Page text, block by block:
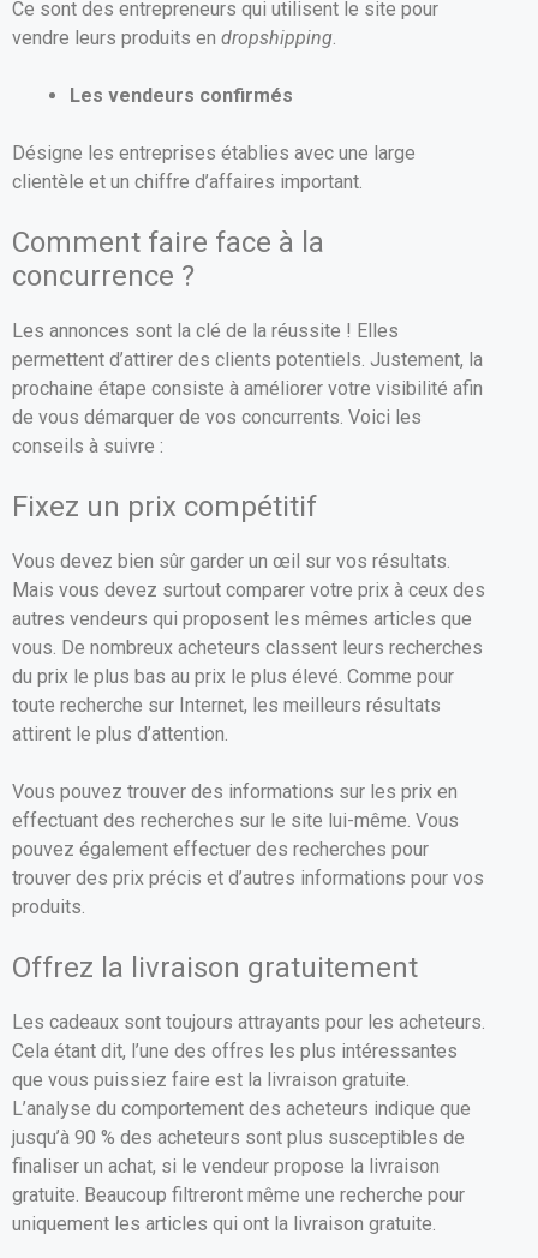
Ce sont des entrepreneurs qui utilisent le site pour
vendre leurs produits en dropshipping.
Les vendeurs confirmés
Désigne les entreprises établies avec une large
clientèle et un chiffre d’affaires important.
Comment faire face à la
concurrence ?
Les annonces sont la clé de la réussite ! Elles
permettent d’attirer des clients potentiels. Justement, la
prochaine étape consiste à améliorer votre visibilité afin
de vous démarquer de vos concurrents. Voici les
conseils à suivre :
Fixez un prix compétitif
Vous devez bien sûr garder un œil sur vos résultats.
Mais vous devez surtout comparer votre prix à ceux des
autres vendeurs qui proposent les mêmes articles que
vous. De nombreux acheteurs classent leurs recherches
du prix le plus bas au prix le plus élevé. Comme pour
toute recherche sur Internet, les meilleurs résultats
attirent le plus d’attention.
Vous pouvez trouver des informations sur les prix en
effectuant des recherches sur le site lui-même. Vous
pouvez également effectuer des recherches pour
trouver des prix précis et d’autres informations pour vos
produits.
Offrez la livraison gratuitement
Les cadeaux sont toujours attrayants pour les acheteurs.
Cela étant dit, l’une des offres les plus intéressantes
que vous puissiez faire est la livraison gratuite.
L’analyse du comportement des acheteurs indique que
jusqu’à 90 % des acheteurs sont plus susceptibles de
finaliser un achat, si le vendeur propose la livraison
gratuite. Beaucoup filtreront même une recherche pour
uniquement les articles qui ont la livraison gratuite.